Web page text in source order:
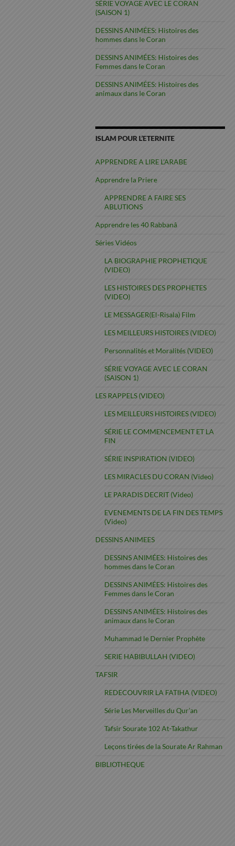
SÉRIE VOYAGE AVEC LE CORAN
(SAISON 1)
DESSINS ANIMÉES: Histoires des
hommes dans le Coran
DESSINS ANIMÉES: Histoires des
Femmes dans le Coran
DESSINS ANIMÉES: Histoires des
animaux dans le Coran
ISLAM POUR L’ETERNITE
APPRENDRE A LIRE L’ARABE
Apprendre la Priere
APPRENDRE A FAIRE SES
ABLUTIONS
Apprendre les 40 Rabbanâ
Séries Vidéos
LA BIOGRAPHIE PROPHETIQUE
(VIDEO)
LES HISTOIRES DES PROPHETES
(VIDEO)
LE MESSAGER(El-Risala) Film
LES MEILLEURS HISTOIRES (VIDEO)
Personnalités et Moralités (VIDEO)
SÉRIE VOYAGE AVEC LE CORAN
(SAISON 1)
LES RAPPELS (VIDEO)
LES MEILLEURS HISTOIRES (VIDEO)
SÉRIE LE COMMENCEMENT ET LA
FIN
SÉRIE INSPIRATION (VIDEO)
LES MIRACLES DU CORAN (Video)
LE PARADIS DECRIT (Video)
EVENEMENTS DE LA FIN DES TEMPS
(Video)
DESSINS ANIMEES
DESSINS ANIMÉES: Histoires des
hommes dans le Coran
DESSINS ANIMÉES: Histoires des
Femmes dans le Coran
DESSINS ANIMÉES: Histoires des
animaux dans le Coran
Muhammad le Dernier Prophète
SERIE HABIBULLAH (VIDEO)
TAFSIR
REDECOUVRIR LA FATIHA (VIDEO)
Série Les Merveilles du Qur’an
Tafsir Sourate 102 At-Takathur
Leçons tirées de la Sourate Ar Rahman
BIBLIOTHEQUE